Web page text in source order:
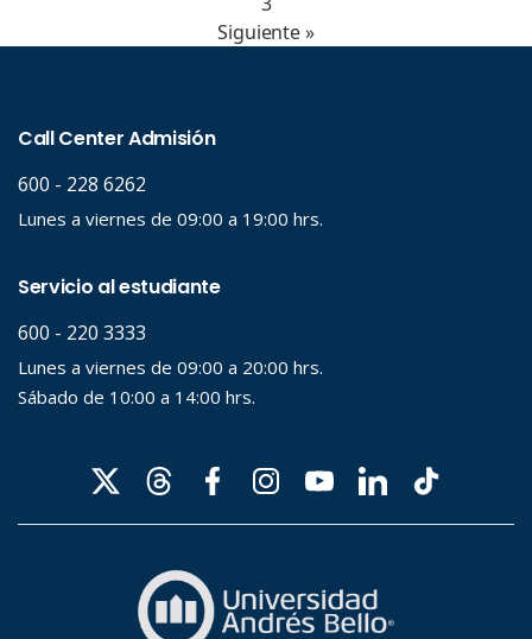
Siguiente »